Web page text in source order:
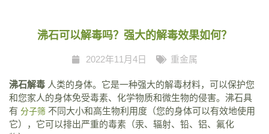
沸石可以解毒吗？强大的解毒效果如何？
2022年11月4日 重金属
沸石解毒 人类的身体。它是一种强大的解毒材料，可以保护您
和您家人的身体免受毒素、化学物质和微生物的侵害。沸石具
有 分子筛 不同大小和高生物利用度（您的身体可以有效地使用
它），它可以排出严重的毒素（汞、辐射、铅、铝、氟化